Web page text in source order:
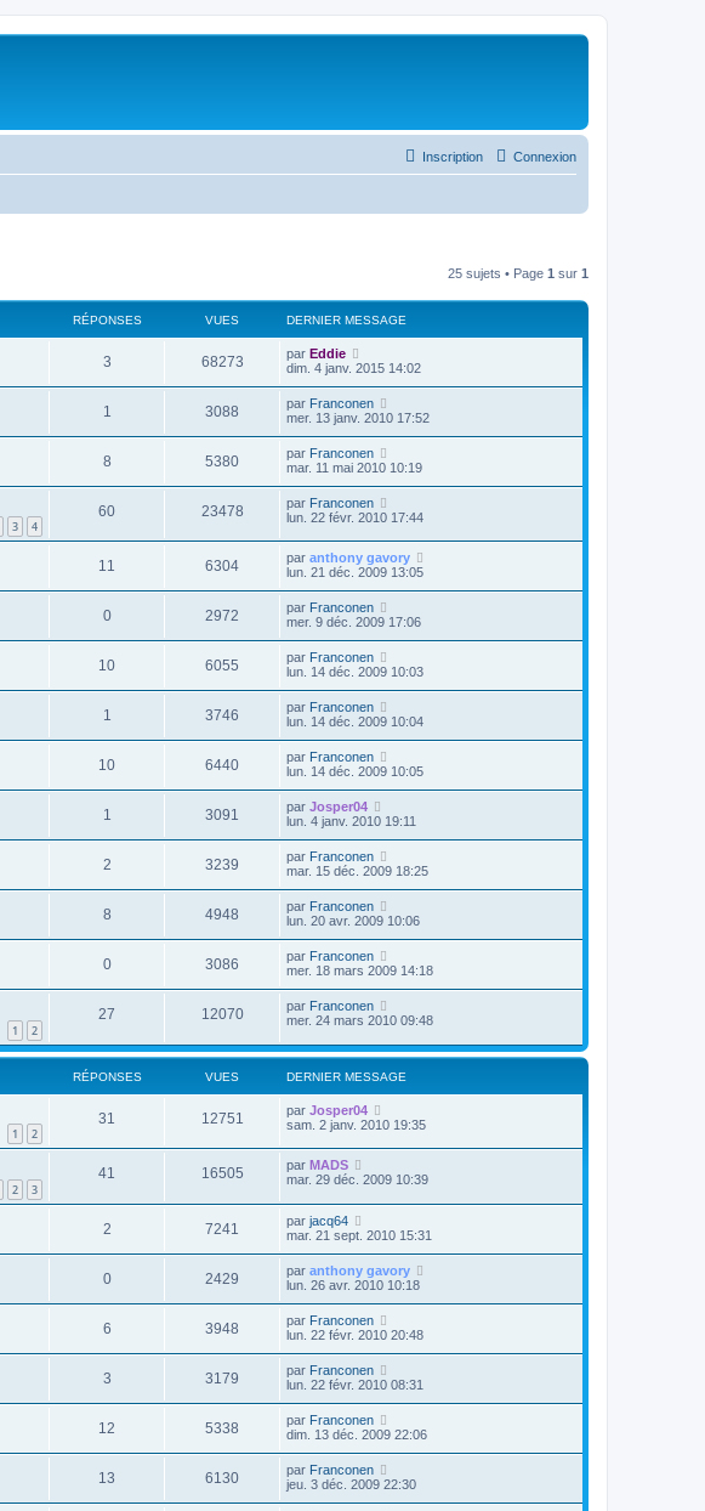
Connexion
Inscription
25 sujets • Page 1 sur 1
RÉPONSES VUES DERNIER MESSAGE
3 68273 par Eddie
dim. 4 janv. 2015 14:02
1 3088 par Franconen
mer. 13 janv. 2010 17:52
8 5380 par Franconen
mar. 11 mai 2010 10:19
3 4
60 23478 par Franconen
lun. 22 févr. 2010 17:44
11 6304 par anthony gavory
lun. 21 déc. 2009 13:05
0 2972 par Franconen
mer. 9 déc. 2009 17:06
10 6055 par Franconen
lun. 14 déc. 2009 10:03
1 3746 par Franconen
lun. 14 déc. 2009 10:04
10 6440 par Franconen
lun. 14 déc. 2009 10:05
1 3091 par Josper04
lun. 4 janv. 2010 19:11
2 3239 par Franconen
mar. 15 déc. 2009 18:25
8 4948 par Franconen
lun. 20 avr. 2009 10:06
0 3086 par Franconen
mer. 18 mars 2009 14:18
1 2
27 12070 par Franconen
mer. 24 mars 2010 09:48
RÉPONSES VUES DERNIER MESSAGE
1 2
31 12751 par Josper04
sam. 2 janv. 2010 19:35
2 3
41 16505 par MADS
mar. 29 déc. 2009 10:39
2 7241 par jacq64
mar. 21 sept. 2010 15:31
0 2429 par anthony gavory
lun. 26 avr. 2010 10:18
6 3948 par Franconen
lun. 22 févr. 2010 20:48
3 3179 par Franconen
lun. 22 févr. 2010 08:31
12 5338 par Franconen
dim. 13 déc. 2009 22:06
13 6130 par Franconen
jeu. 3 déc. 2009 22:30